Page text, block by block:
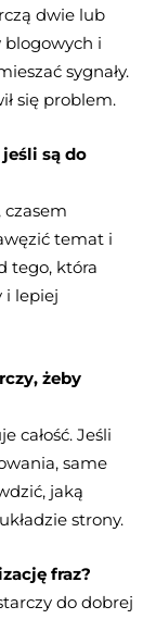
dwie lub
blogowych i
sygnały.
się problem.
są do
czasem
temat i
tego, która
i lepiej
żeby
całość. Jeśli
same
jaką
strony.
fraz?
do dobrej